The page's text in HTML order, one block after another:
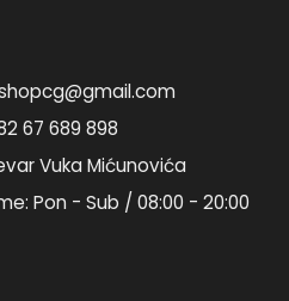
67 689 898
Vuka Mićunovića
Pon - Sub / 08:00 - 20:00